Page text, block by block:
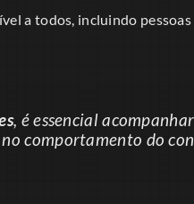
a todos, incluindo
, é essencial
comportamento do